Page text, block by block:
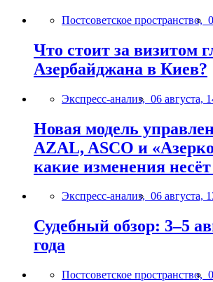
Постсоветское пространство,
Что стоит за
Азербайджана в Киев?
Экспресс-анализ, 06 августа,
Новая модель
AZAL, ASCO и
какие изменения несёт
Экспресс-анализ, 06 августа,
Судебный обзор: 3–5
года
Постсоветское пространство,